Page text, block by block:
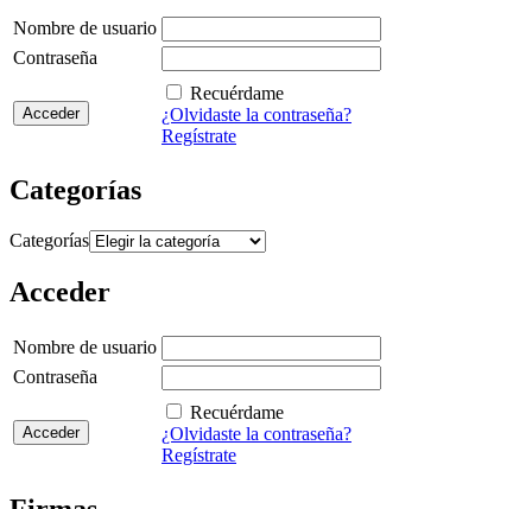
Nombre de usuario
Contraseña
Recuérdame
¿Olvidaste la contraseña?
Regístrate
Categorías
Categorías
Acceder
Nombre de usuario
Contraseña
Recuérdame
¿Olvidaste la contraseña?
Regístrate